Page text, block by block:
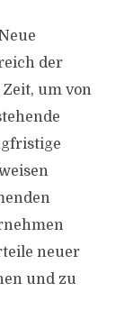
der
um von
neuer
und zu